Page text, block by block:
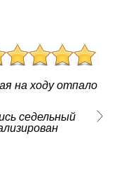
на ходу отпало
седельный